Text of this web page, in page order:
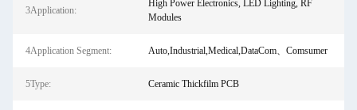
3Application:
High Power Electronics, LED Lighting, RF
Modules
4Application Segment: Auto,Industrial,Medical,DataCom、Comsumer
5Type: Ceramic Thickfilm PCB